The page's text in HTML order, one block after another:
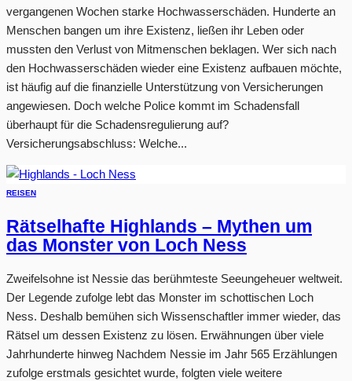
vergangenen Wochen starke Hochwasserschäden. Hunderte an
Menschen bangen um ihre Existenz, ließen ihr Leben oder
mussten den Verlust von Mitmenschen beklagen. Wer sich nach
den Hochwasserschäden wieder eine Existenz aufbauen möchte,
ist häufig auf die finanzielle Unterstützung von Versicherungen
angewiesen. Doch welche Police kommt im Schadensfall
überhaupt für die Schadensregulierung auf?
Versicherungsabschluss: Welche...
REISEN
Rätselhafte Highlands – Mythen um
das Monster von Loch Ness
Zweifelsohne ist Nessie das berühmteste Seeungeheuer weltweit.
Der Legende zufolge lebt das Monster im schottischen Loch
Ness. Deshalb bemühen sich Wissenschaftler immer wieder, das
Rätsel um dessen Existenz zu lösen. Erwähnungen über viele
Jahrhunderte hinweg Nachdem Nessie im Jahr 565 Erzählungen
zufolge erstmals gesichtet wurde, folgten viele weitere